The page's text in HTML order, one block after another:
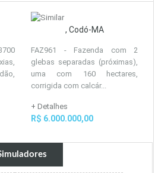
, Codó-MA
FAZ961 - Fazenda com 2
glebas separadas (próximas),
uma com 160 hectares,
corrigida com calcár...
+ Detalhes
R$ 6.000.000,00